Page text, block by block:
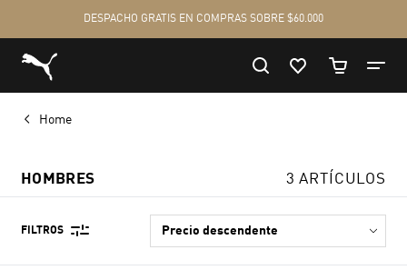
Home
HOMBRES 3 ARTÍCULOS
FILTROS